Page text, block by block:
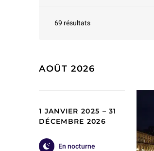
69 résultats
AOÛT 2026
1 JANVIER 2025 – 31
DÉCEMBRE 2026
En nocturne